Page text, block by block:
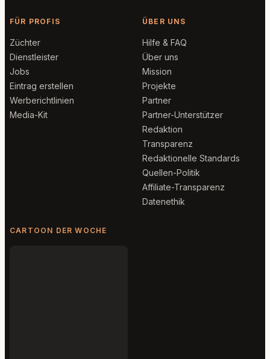
FÜR PROFIS
Züchter
Dienstleister
Jobs
Eintrag erstellen
Werberichtlinien
Media-Kit
ÜBER UNS
Hilfe & FAQ
Über uns
Mission
Projekte
Partner
Partner-Unterstützer
Redaktion
Transparenz
Redaktionelle Standards
Quellen-Politik
Affiliate-Transparenz
Datenethik
CARTOON DER WOCHE